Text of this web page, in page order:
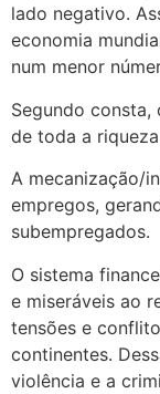
lado negativo.
economia
num menor
Segundo
de toda a
A mecanização/
empregos,
subempregados.
O sistema
e miseráveis ao
tensões e
continentes.
violência e a